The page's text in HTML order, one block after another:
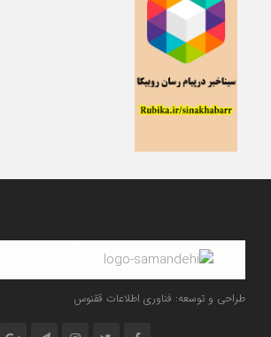
طراحی و توسعه: فناوری اطلاعات ققنوس